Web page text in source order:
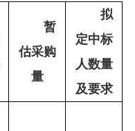
暂
估采购
量
拟
定中标
人数量
及要求